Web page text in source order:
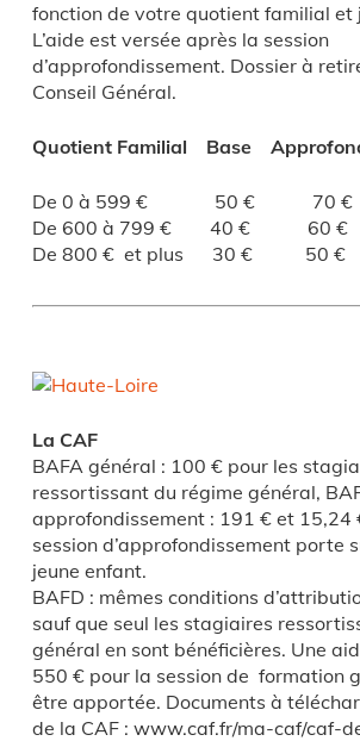
fonction de votre quotient familial et
L’aide est versée après la session
d’approfondissement. Dossier à
Conseil Général.
Quotient Familial Base
De 0 à 599 € 50 € 70 €
De 600 à 799 € 40 € 60 €
De 800 € et plus 30 € 50 €
La CAF
BAFA général : 100 € pour les
ressortissant du régime général,
approfondissement : 191 € et 15,24
session d’approfondissement porte
jeune enfant.
BAFD : mêmes conditions
sauf que seul les stagiaires
général en sont bénéficières. Une
550 € pour la session de formation
être apportée. Documents à
de la CAF : www.caf.fr/ma-caf/caf-